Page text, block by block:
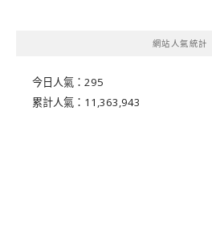
網站人氣統計
今日人氣： 295
累計人氣： 11,363,943